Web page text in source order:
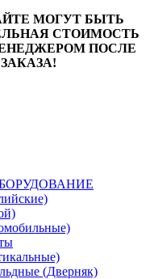
МОГУТ БЫТЬ
СТОИМОСТЬ
ПОСЛЕ
(Дверняк)